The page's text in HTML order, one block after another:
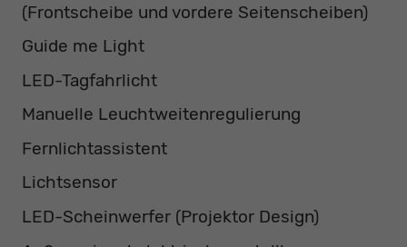
(Frontscheibe und vordere Seitenscheiben)
Guide me Light
LED-Tagfahrlicht
Manuelle Leuchtweitenregulierung
Fernlichtassistent
Lichtsensor
LED-Scheinwerfer (Projektor Design)